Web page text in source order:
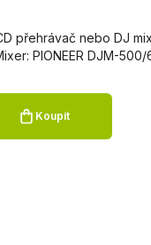
přehrávač nebo DJ
PIONEER DJM-
Koupit